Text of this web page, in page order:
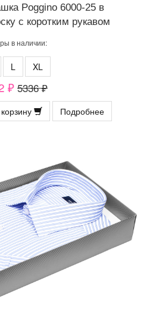
Poggino 6000-25 в
с коротким рукавом
в наличии:
L XL
₽ 5336 ₽
Подробнее